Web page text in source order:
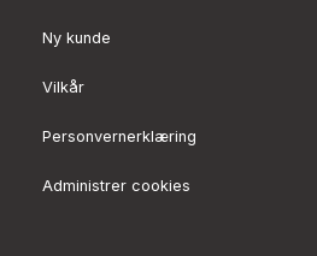
Ny kunde
Vilkår
Personvernerklæring
Administrer cookies